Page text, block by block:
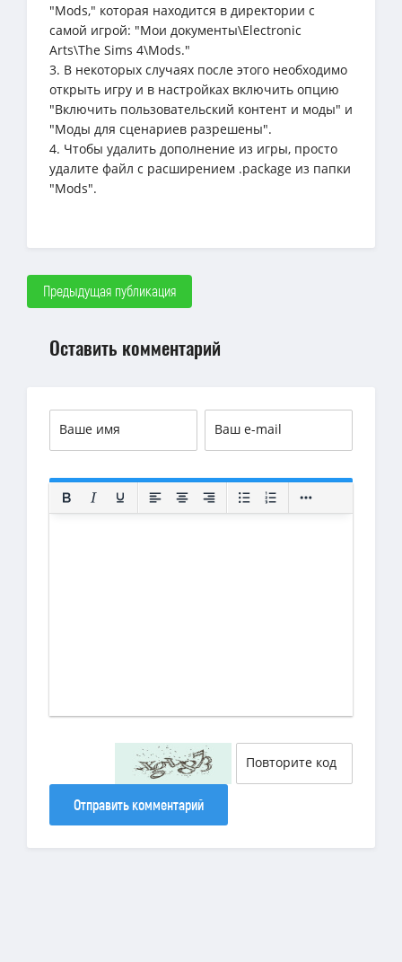
"Mods," которая находится в директории с
самой игрой: "Мои документы\Electronic
Arts\The Sims 4\Mods."
3. В некоторых случаях после этого необходимо
открыть игру и в настройках включить опцию
"Включить пользовательский контент и моды" и
"Моды для сценариев разрешены".
4. Чтобы удалить дополнение из игры, просто
удалите файл с расширением .package из папки
"Mods".
Предыдущая публикация
Оставить комментарий
Отправить комментарий